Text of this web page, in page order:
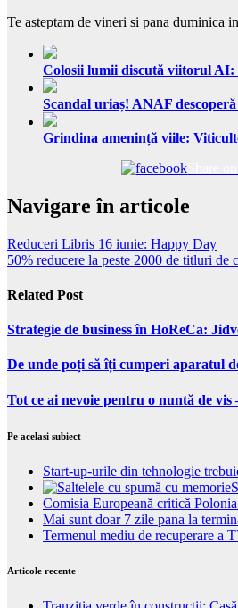
Te asteptam de vineri si pana duminica
Colosii lumii discută viitorul AI:
Scandal uriaș! ANAF
Grindina amenință viile:
Navigare în articole
Reduceri Libris 16 iunie: Happy Day
50% reducere la peste 2000 de titluri de
Related Post
Strategie de business în HoReCa:
De unde poți să îți cumperi aparatul
Tot ce ai nevoie pentru o nuntă de
Pe acelasi subiect
Start-up-urile din tehnologie
Comisia Europeană critică
Mai sunt doar 7 zile pana la
Termenul mediu de recuperare a
Articole recente